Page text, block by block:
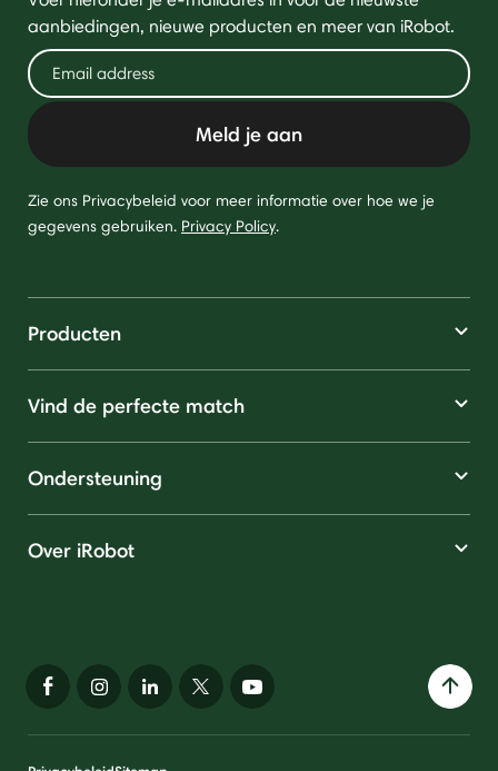
aanbiedingen, nieuwe producten en meer van iRobot.
Meld je aan
Zie ons Privacybeleid voor meer informatie over hoe we je
gegevens gebruiken. Privacy Policy.
Producten
Vind de perfecte match
Ondersteuning
Over iRobot